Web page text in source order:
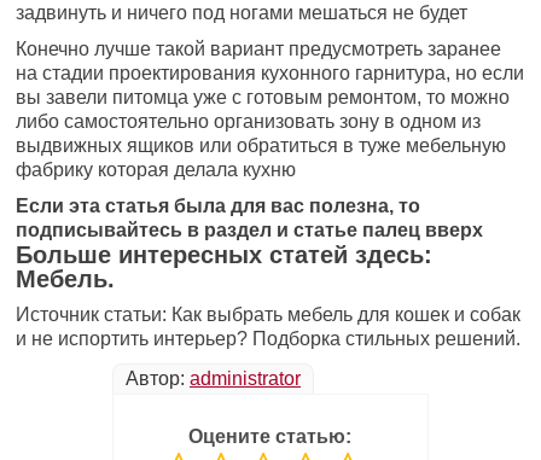
задвинуть и ничего под ногами мешаться не будет
Конечно лучше такой вариант предусмотреть заранее
на стадии проектирования кухонного гарнитура, но если
вы завели питомца уже с готовым ремонтом, то можно
либо самостоятельно организовать зону в одном из
выдвижных ящиков или обратиться в туже мебельную
фабрику которая делала кухню
Если эта статья была для вас полезна, то
подписывайтесь в раздел и статье палец вверх
Больше интересных статей здесь:
Мебель.
Источник статьи: Как выбрать мебель для кошек и собак
и не испортить интерьер? Подборка стильных решений.
Автор: administrator
Оцените статью: